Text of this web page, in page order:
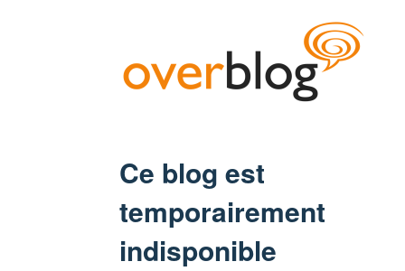
Ce blog est
temporairement
indisponible